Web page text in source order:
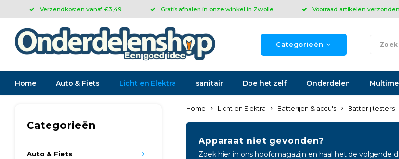
Verzendkosten vanaf €3,49 Gratis afhalen in onze winkel in Zwolle Voorraad artikelen
Categorieën
Home Auto & Fiets Licht en Elektra sanitair Doe het zelf Onderdelen
Categorieën
Auto & Fiets
Home Licht en Elektra Batterijen & accu's Batterij testers
Apparaat niet gevonden?
Zoek hier in ons hoofdmagazijn en haal het de volgende